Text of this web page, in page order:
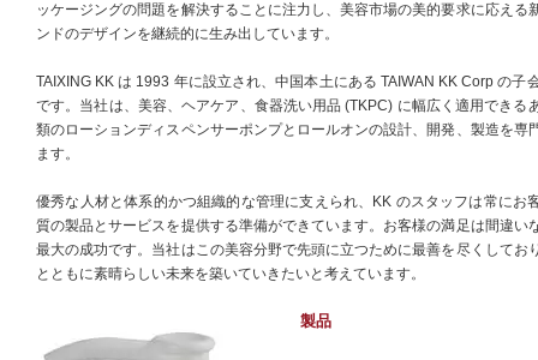
ッケージングの問題を解決することに注力し、美容市場の美的要求に応える
ンドのデザインを継続的に生み出しています。
TAIXING KK は 1993 年に設立され、中国本土にある TAIWAN KK Corp の子
です。当社は、美容、ヘアケア、食器洗い用品 (TKPC) に幅広く適用できる
類のローションディスペンサーポンプとロールオンの設計、開発、製造を専
ます。
優秀な人材と体系的かつ組織的な管理に支えられ、KK のスタッフは常にお
質の製品とサービスを提供する準備ができています。お客様の満足は間違い
最大の成功です。当社はこの美容分野で先頭に立つために最善を尽くしてお
とともに素晴らしい未来を築いていきたいと考えています。
製品